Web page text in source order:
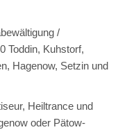
/
Toddin, Kuhstorf,
Hagenow, Setzin und
Heiltrance und
oder Pätow-